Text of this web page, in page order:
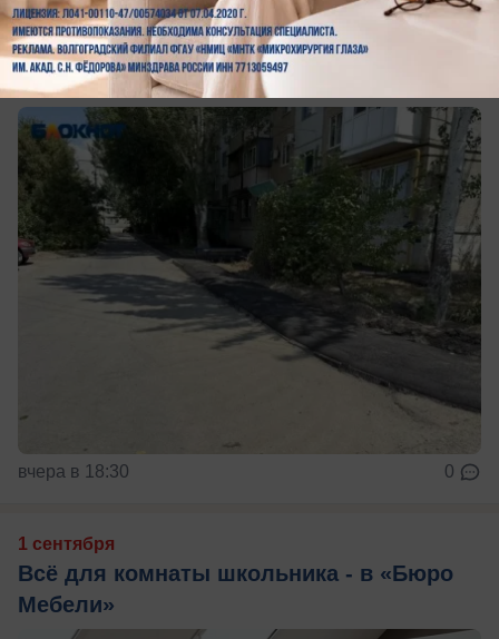
Инспектируем ремонт дорог в Волжском:
все ли успеют за август
Новые тротуары и дороги на улицах города
вчера в 18:30 0
1 сентября
Всё для комнаты школьника - в «Бюро
Мебели»